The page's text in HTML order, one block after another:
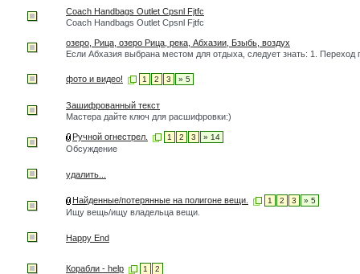
Coach Handbags Outlet Cpsnl Fjtfc
Coach Handbags Outlet Cpsnl Fjtfc
озеро, Рица, озеро Рица, река, Абхазии, Бзыбь, воздух
Если Абхазия выбрана местом для отдыха, следует знать: 1. Переход
фото и видео! 1 2 3 » 5
Зашифрованный текст
Мастера дайте ключ для расшифровки:)
Ручной огнестрел. 1 2 3 » 14
Обсуждение
удалить...
Найденные/потерянные на полигоне вещи. 1 2 3 » 5
Ищу вещь/ищу владельца вещи.
Happy End
Корабли - help 1 2